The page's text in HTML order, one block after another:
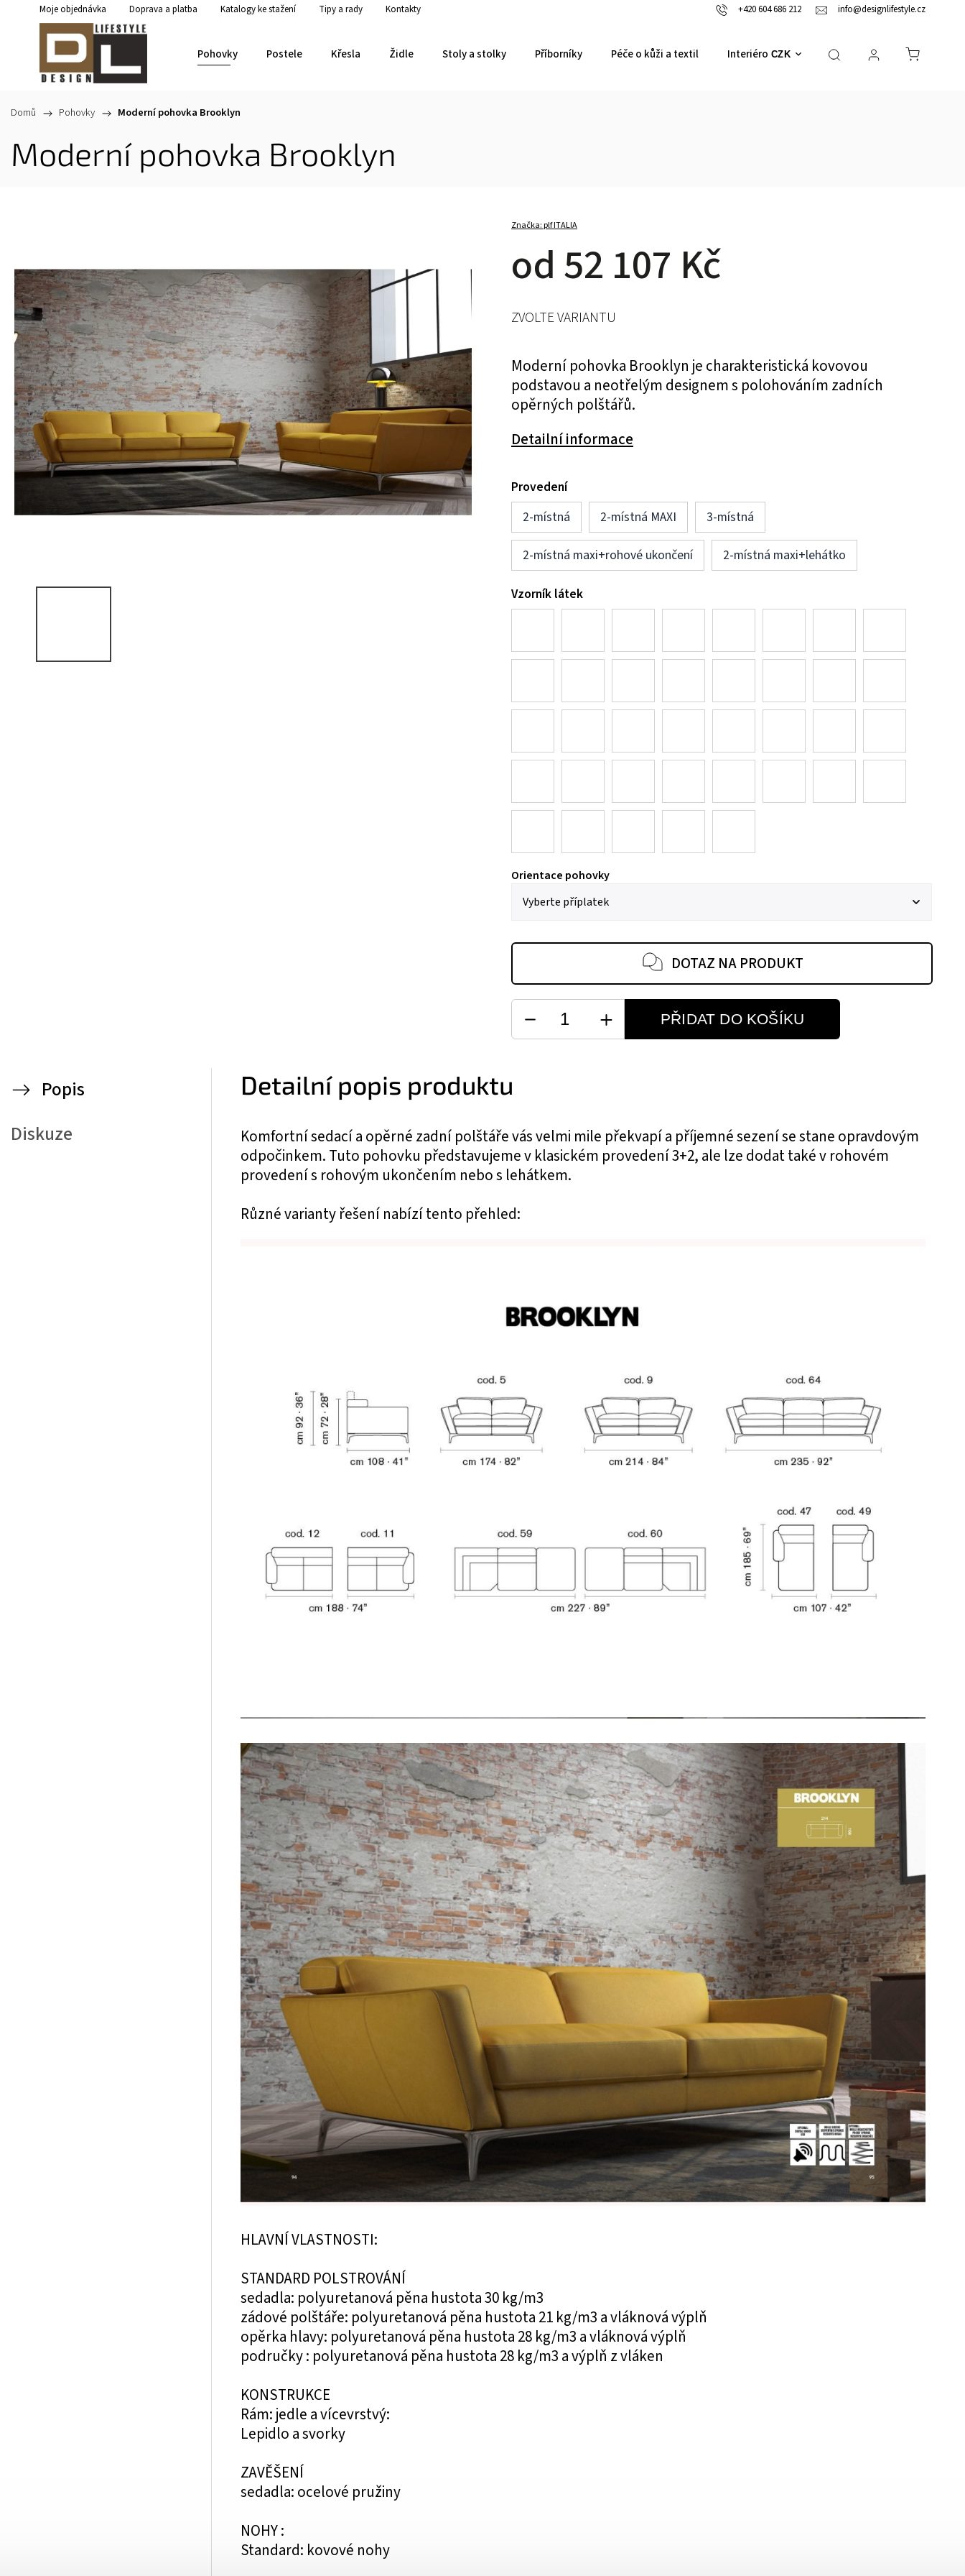
+420 604 686 212 info@designlifestyle.cz
Moje objednávka Doprava a platba Katalogy ke stažení Tipy a rady Kontakty
CZK
Pohovky Postele Křesla Židle Stoly a stolky Příborníky Péče o kůži a textil Interiérové doplňky
Domů / Pohovky / Moderní pohovka Brooklyn
Moderní pohovka Brooklyn
Značka:plf ITALIA
od 52 107 Kč
Moderní pohovka Brooklyn je charakteristická kovovou
podstavou a neotřelým designem s polohováním zadních
opěrných polštářů.
Detailní informace
Provedení
2-místná
2-místná MAXI 3-místná
2-místná maxi+rohové ukončení 2-místná maxi+lehátko
Vzorník látek
Orientace pohovky
ZVOLTE VARIANTU
DOTAZ NA PRODUKT
PŘIDAT DO KOŠÍKU
Popis
Diskuze
Detailní popis produktu
Komfortní sedací a opěrné zadní polštáře vás velmi mile překvapí a příjemné sezení se stane opravdovým
odpočinkem. Tuto pohovku představujeme v klasickém provedení 3+2, ale lze dodat také v rohovém
provedení s rohovým ukončením nebo s lehátkem.
Různé varianty řešení nabízí tento přehled:
HLAVNÍ VLASTNOSTI:
STANDARD POLSTROVÁNÍ
sedadla: polyuretanová pěna hustota 30 kg/m3
zádové polštáře: polyuretanová pěna hustota 21 kg/m3 a vláknová výplň
opěrka hlavy: polyuretanová pěna hustota 28 kg/m3 a vláknová výplň
područky : polyuretanová pěna hustota 28 kg/m3 a výplň z vláken
KONSTRUKCE
Rám: jedle a vícevrstvý:
Lepidlo a svorky
ZAVĚŠENÍ
sedadla: ocelové pružiny
NOHY :
Standard: kovové nohy